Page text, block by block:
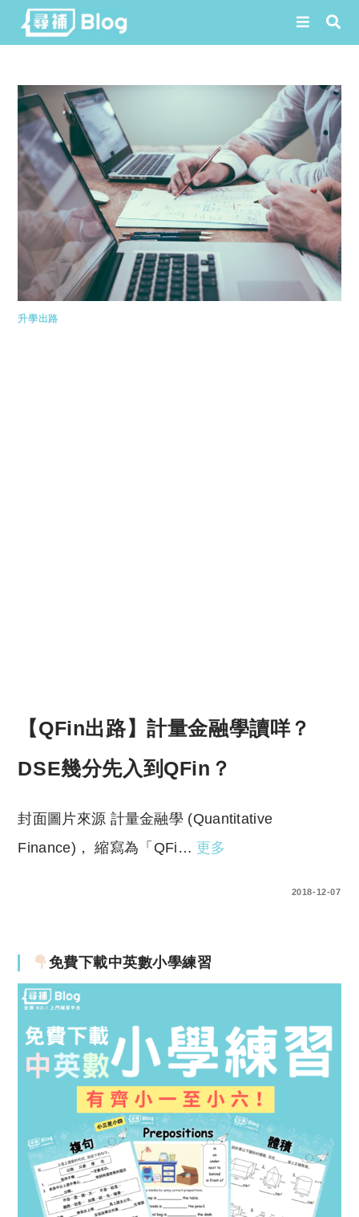
content
升學出路
【QFin出路】計量金融學讀咩？
DSE幾分先入到QFin？
封面圖片來源 計量金融學 (Quantitative
Finance)， 縮寫為「QFi… 更多
2018-12-07
免費下載中英數小學練習